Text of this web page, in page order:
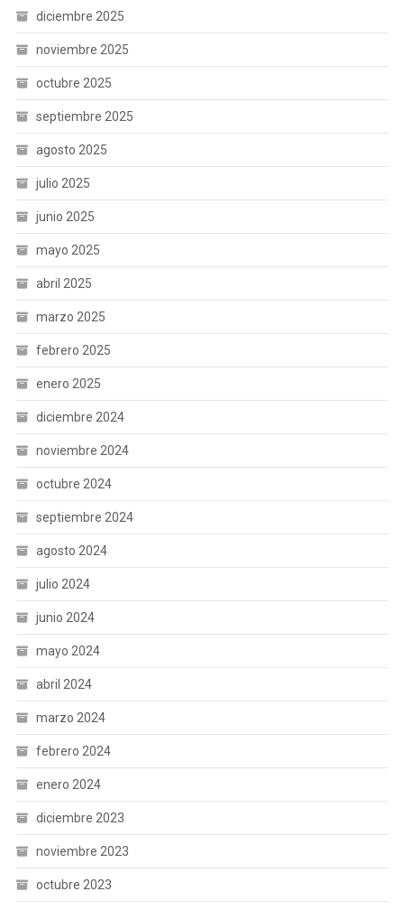
diciembre 2025
noviembre 2025
octubre 2025
septiembre 2025
agosto 2025
julio 2025
junio 2025
mayo 2025
abril 2025
marzo 2025
febrero 2025
enero 2025
diciembre 2024
noviembre 2024
octubre 2024
septiembre 2024
agosto 2024
julio 2024
junio 2024
mayo 2024
abril 2024
marzo 2024
febrero 2024
enero 2024
diciembre 2023
noviembre 2023
octubre 2023